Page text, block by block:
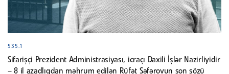
535.1
Sifarişçi Prezident Administrasiyası, icraçı Daxili İşlər Nazirliyidir
– 8 il azadlıqdan məhrum edilən Rüfət Səfərovun son sözü